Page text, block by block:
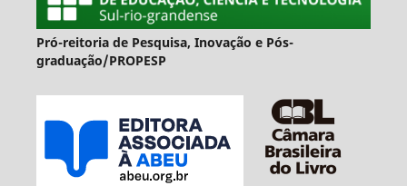
Pró-reitoria de Pesquisa, Inovação e Pós-
graduação/PROPESP